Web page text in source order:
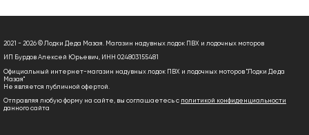
2021 - 2026 © Лодки Деда Мазая. Магазин надувных лодок ПВХ и лодочных моторов
ИП Бурдов Алексей Юрьевич, ИНН 024803155481
Официальный интернет-магазин надувных лодок ПВХ и лодочных моторов "Лодки Деда
Мазая"
Не является публичной офертой.
Отправляя любую форму на сайте, вы соглашаетесь с политикой конфиденциальности
данного сайта